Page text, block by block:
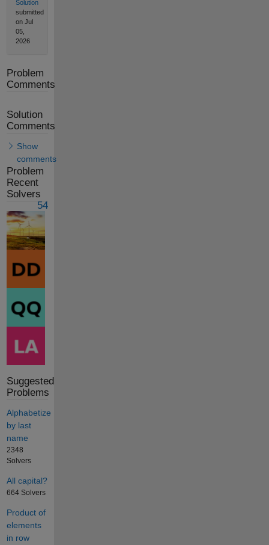
Solution
submitted
on Jul
05,
2026
Problem
Comments
Solution
Comments
Show
comments
Problem
Recent
Solvers
54
Suggested
Problems
Alphabetize
by last
name
2348
Solvers
All capital?
664 Solvers
Product of
elements
in row